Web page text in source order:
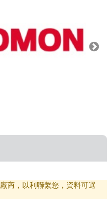
商，以利聯繫您，資料可選